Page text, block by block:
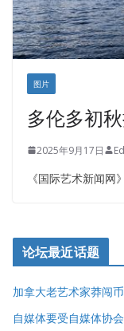
图片
多伦多初
2025年9月17日
《国际艺术新闻
论坛最近话题
加拿大老艺术家莽闯
自媒体要受自媒体协